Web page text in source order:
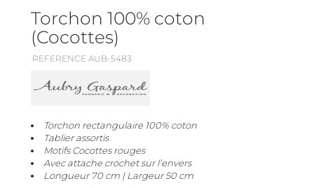
Torchon 100% coton
(Cocottes)
REFERENCE AUB-5483
Torchon rectangulaire 100% coton
Tablier assortis
Motifs Cocottes rouges
Avec attache crochet sur l’envers
Longueur 70 cm | Largeur 50 cm